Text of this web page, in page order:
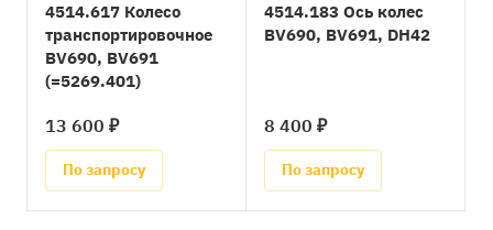
4514.617 Колесо
транспортировочное
BV690, BV691
(=5269.401)
13 600 ₽
По запросу
4514.183 Ось колес
BV690, BV691, DH42
8 400 ₽
По запросу